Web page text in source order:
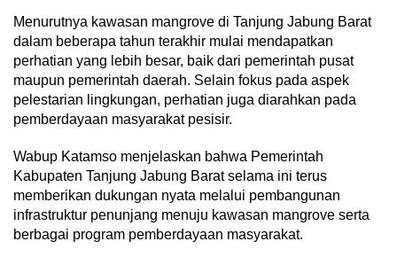
Menurutnya kawasan mangrove di Tanjung Jabung Barat
dalam beberapa tahun terakhir mulai mendapatkan
perhatian yang lebih besar, baik dari pemerintah pusat
maupun pemerintah daerah. Selain fokus pada aspek
pelestarian lingkungan, perhatian juga diarahkan pada
pemberdayaan masyarakat pesisir.
Wabup Katamso menjelaskan bahwa Pemerintah
Kabupaten Tanjung Jabung Barat selama ini terus
memberikan dukungan nyata melalui pembangunan
infrastruktur penunjang menuju kawasan mangrove serta
berbagai program pemberdayaan masyarakat.